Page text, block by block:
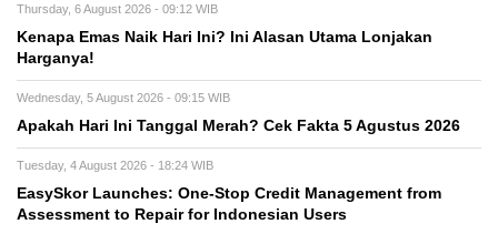
Thursday, 6 August 2026 - 09:12 WIB
Kenapa Emas Naik Hari Ini? Ini Alasan Utama Lonjakan
Harganya!
Wednesday, 5 August 2026 - 09:15 WIB
Apakah Hari Ini Tanggal Merah? Cek Fakta 5 Agustus 2026
Tuesday, 4 August 2026 - 18:24 WIB
EasySkor Launches: One-Stop Credit Management from
Assessment to Repair for Indonesian Users